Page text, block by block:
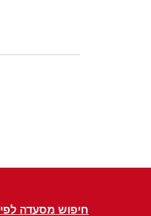
חיפוש מסעדה לפי